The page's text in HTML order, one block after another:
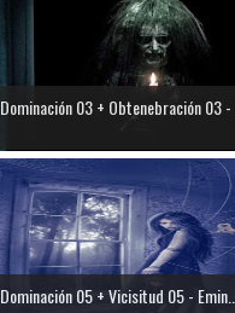
Dominación 03 + Obtenebración 03 - ...
Dominación 05 + Vicisitud 05 - Emin...